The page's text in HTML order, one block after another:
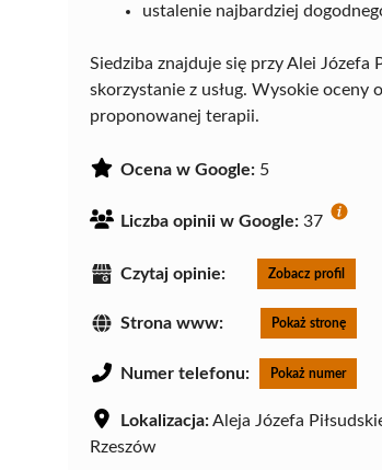
ustalenie najbardziej
Siedziba znajduje się przy Alei Józefa
skorzystanie z usług. Wysokie
proponowanej terapii.
Ocena w Google: 5
Liczba opinii w Google: 37
Czytaj opinie: Zobacz profil
Strona www: Pokaż stronę
Numer telefonu: Pokaż numer
Lokalizacja:Aleja Józefa
Rzeszów